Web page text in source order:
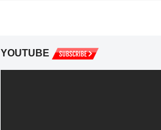
YOUTUBE